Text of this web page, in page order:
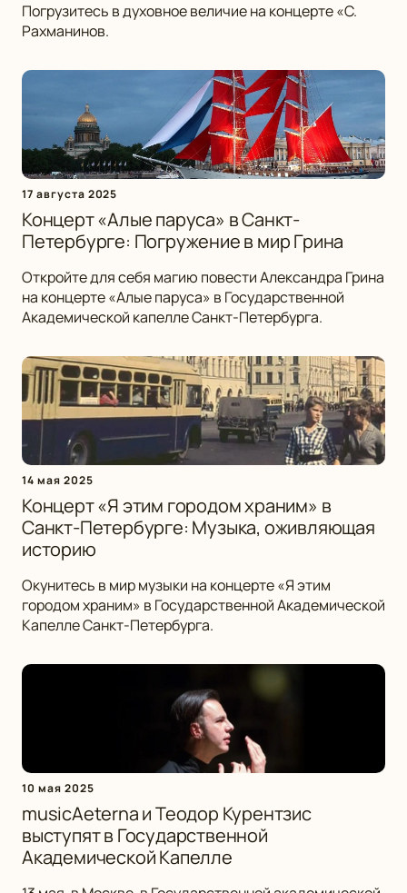
Погрузитесь в духовное величие на концерте «С.
Рахманинов.
17 августа 2025
Концерт «Алые паруса» в Санкт-
Петербурге: Погружение в мир Грина
Откройте для себя магию повести Александра Грина
на концерте «Алые паруса» в Государственной
Академической капелле Санкт-Петербурга.
14 мая 2025
Концерт «Я этим городом храним» в
Санкт-Петербурге: Музыка, оживляющая
историю
Окунитесь в мир музыки на концерте «Я этим
городом храним» в Государственной Академической
Капелле Санкт-Петербурга.
10 мая 2025
musicAeterna и Теодор Курентзис
выступят в Государственной
Академической Капелле